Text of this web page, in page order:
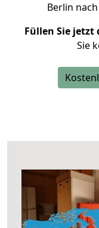
Berlin
Füllen Sie jetzt
Sie